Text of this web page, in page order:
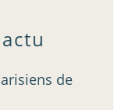
de